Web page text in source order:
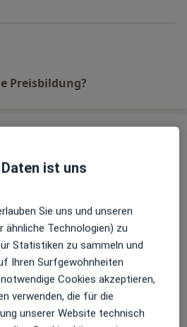
Preisbildung?
Heilpraktiker
Maps
öffnet in einer neuen
an diesem Standort über
Terminbuchung an
ist uns
Sie uns und unseren
ähnliche Technologien) zu
Statistiken zu sammeln und
Ihren Surfgewohnheiten
Cookies akzeptieren,
verwenden, die für die
unserer Website technisch